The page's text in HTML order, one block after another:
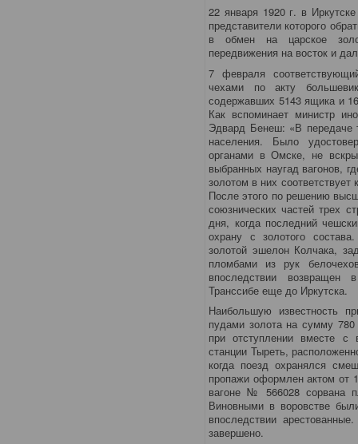
22 января 1920 г. в
представители которого
в обмен на царское
передвижения на восток и
7 февраля
чехами по акту
содержавших 5143 ящика и
Как вспоминает министр
Эдвард Бенеш: «В передаче
населения. Было
органами в Омске, не
выбранных наугад вагонов,
золотом в них
После этого по решению
союзнических частей трех
дня, когда последний
охрану с золотого
золотой эшелон Колчака,
пломбами из рук
впоследствии возвращен
Транссибе еще до Иркутска.
Наибольшую известность
пудами золота на сумму
при отступлении вместе
станции Тыреть,
когда поезд охранялся
пропажи оформлен актом от
вагоне № 566028 сорвана
Виновными в воровстве
впоследствии
завершено.